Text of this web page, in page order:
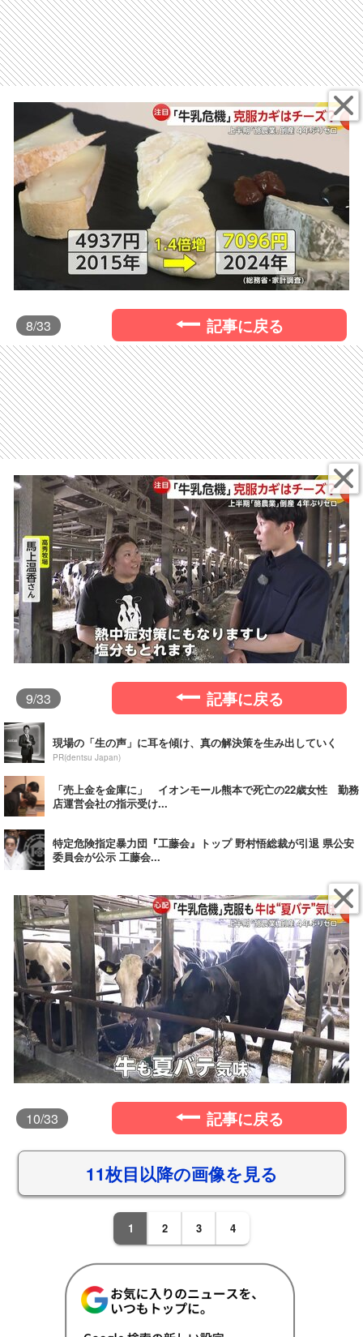
8/33 記事に戻る
9/33 記事に戻る
現場の「生の声」に耳を傾け、真の解決策を生み出していく
PR(dentsu Japan)
「売上金を金庫に」 イオンモール熊本で死亡の22歳女性 勤務
店運営会社の指示受け...
特定危険指定暴力団『工藤会』トップ 野村悟総裁が引退 県公安
委員会が公示 工藤会...
10/33 記事に戻る
11枚目以降の画像を見る
1 2 3 4